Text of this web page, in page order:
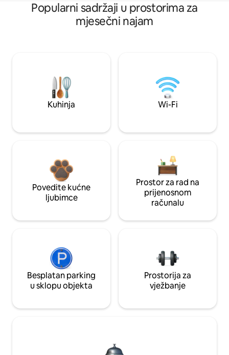
Popularni sadržaji u prostorima za
mjesečni najam
Kuhinja Wi-Fi
Povedite kućne
ljubimce
Prostor za rad na
prijenosnom
računalu
Besplatan parking
u sklopu objekta
Prostorija za
vježbanje